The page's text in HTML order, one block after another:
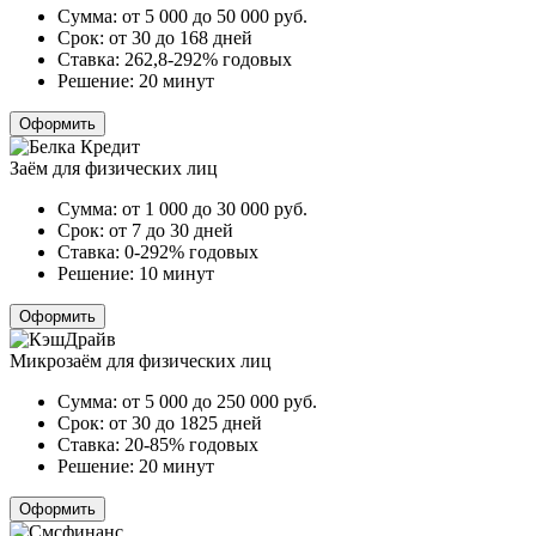
Сумма: от 5 000 до 50 000 руб.
Срок: от 30 до 168 дней
Ставка: 262,8-292% годовых
Решение: 20 минут
Оформить
Заём для физических лиц
Сумма: от 1 000 до 30 000 руб.
Срок: от 7 до 30 дней
Ставка: 0-292% годовых
Решение: 10 минут
Оформить
Микрозаём для физических лиц
Сумма: от 5 000 до 250 000 руб.
Срок: от 30 до 1825 дней
Ставка: 20-85% годовых
Решение: 20 минут
Оформить